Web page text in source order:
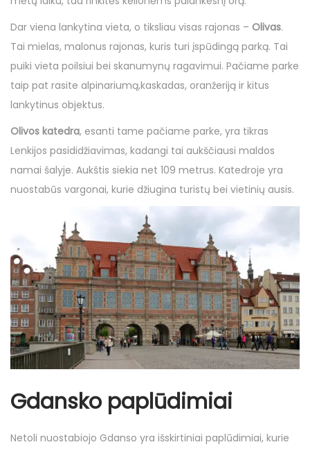
Dar viena lankytina vieta, o tiksliau visas rajonas – Olivas.
Tai mielas, malonus rajonas, kuris turi įspūdingą parką. Tai
puiki vieta poilsiui bei skanumynų ragavimui. Pačiame parke
taip pat rasite alpinariumą,kaskadas, oranžeriją ir kitus
lankytinus objektus.
Olivos katedra, esanti tame pačiame parke, yra tikras
Lenkijos pasididžiavimas, kadangi tai aukščiausi maldos
namai šalyje. Aukštis siekia net 109 metrus. Katedroje yra
nuostabūs vargonai, kurie džiugina turistų bei vietinių ausis.
Gdansko paplūdimiai
Netoli nuostabiojo Gdanso yra išskirtiniai paplūdimiai, kurie